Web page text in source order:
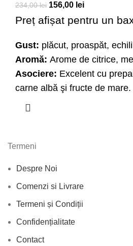
234,00lei 156,00 lei
Preț afișat pentru un
Gust: plăcut, proaspăt,
Aromă: Arome de citrice,
Asociere: Excelent cu
carne albă şi fructe de mare.
Termeni
Despre Noi
Comenzi si Livrare
Termeni și Condiții
Confidențialitate
Contact